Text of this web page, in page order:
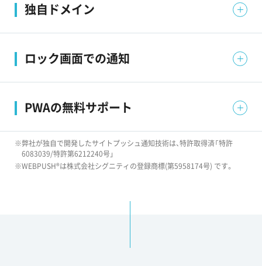
す。独自ドメイン
ます。
ロック画面での通知
PWAの無料サポート
2023年、iOSでのWEBプッシュ通知が対応可能に。それ
に伴い、PUSH ONEではPWA化を無料サポートします。
※弊社が独自で開発したサイトプッシュ通知技術は、特許取得済「特許
6083039/特許第6212240号」
※WEBPUSH®は株式会社シグニティの登録商標(第5958174号) です。